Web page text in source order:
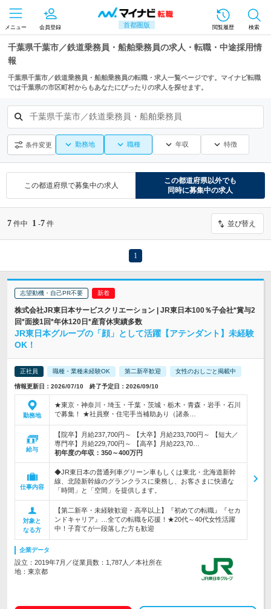
首都圏版
メニュー 会員登録 閲覧履歴 検索
千葉県千葉市／鉄道乗務員・船舶乗務員の求人・転職・中途採用情
報
千葉県千葉市／鉄道乗務員・船舶乗務員の転職・求人一覧ページです。マイナビ転職
では千葉県の市区町村からもあなたにぴったりの求人を探せます。
千葉県千葉市／鉄道乗務員・船舶乗務員
条件変更 勤務地 職種 年収 特徴
この都道府県で募集中の求人
この都道府県以外でも
同時に募集中の求人
7 件中 1 -7 件 並び替え
1
志望動機・自己PR不要
株式会社JR東日本サービスクリエーション | JR東日本100％子会社*賞与2
回*面接1回*年休120日*産育休実績多数
JR東日本グループの「顔」として活躍【アテンダント】未経験
OK！
正社員 職種・業種未経験OK 第二新卒歓迎 女性のおしごと掲載中
情報更新日：2026/07/10 終了予定日：2026/09/10
勤務地
★東京・神奈川・埼玉・千葉・茨城・栃木・青森・岩手・石川
で募集！ ★社員寮・住宅手当補助あり（諸条…
給与
【院卒】月給237,700円～ 【大卒】月給233,700円～ 【短大／
専門卒】月給229,700円～ 【高卒】月給223,70…
初年度の年収： 350～400万円
仕事内容
◆JR東日本の普通列車グリーン車もしくは東北・北海道新幹
線、北陸新幹線のグランクラスに乗務し、お客さまに快適な
「時間」と「空間」を提供します。
対象と
なる方
【第二新卒・未経験歓迎・高卒以上】『初めての転職』『セカ
ンドキャリア』…全ての転職を応援！★20代～40代女性活躍
中！子育てが一段落した方も歓迎
企業データ
設立：2019年7月／従業員数：1,787人／本社所在
地：東京都